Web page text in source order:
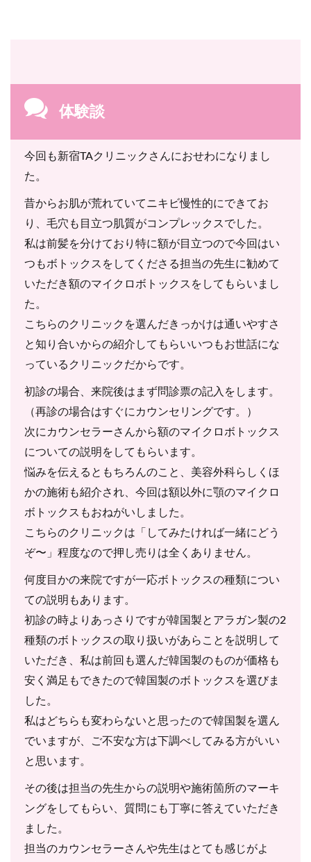
体験談
今回も新宿TAクリニックさんにおせわになりまし
た。
昔からお肌が荒れていてニキビ慢性的にできてお
り、毛穴も目立つ肌質がコンプレックスでした。
私は前髪を分けており特に額が目立つので今回はい
つもボトックスをしてくださる担当の先生に勧めて
いただき額のマイクロボトックスをしてもらいまし
た。
こちらのクリニックを選んだきっかけは通いやすさ
と知り合いからの紹介してもらいいつもお世話にな
っているクリニックだからです。
初診の場合、来院後はまず問診票の記入をします。
（再診の場合はすぐにカウンセリングです。）
次にカウンセラーさんから額のマイクロボトックス
についての説明をしてもらいます。
悩みを伝えるともちろんのこと、美容外科らしくほ
かの施術も紹介され、今回は額以外に顎のマイクロ
ボトックスもおねがいしました。
こちらのクリニックは「してみたければ一緒にどう
ぞ〜」程度なので押し売りは全くありません。
何度目かの来院ですが一応ボトックスの種類につい
ての説明もあります。
初診の時よりあっさりですが韓国製とアラガン製の2
種類のボトックスの取り扱いがあらことを説明して
いただき、私は前回も選んだ韓国製のものが価格も
安く満足もできたので韓国製のボトックスを選びま
した。
私はどちらも変わらないと思ったので韓国製を選ん
でいますが、ご不安な方は下調べしてみる方がいい
と思います。
その後は担当の先生からの説明や施術箇所のマーキ
ングをしてもらい、質問にも丁寧に答えていただき
ました。
担当のカウンセラーさんや先生はとても感じがよ